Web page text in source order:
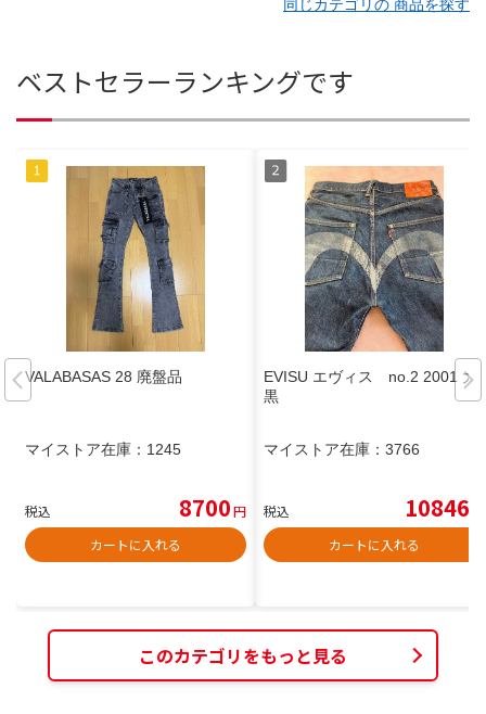
同じカテゴリの 商品を探す
ベストセラーランキングです
VALABASAS 28 廃盤品
マイストア在庫： 1245
税込 8700円
カートに入れる
EVISU エヴィス no.2 2001 大
黒
マイストア在庫： 3766
税込 10846
カートに入れる
このカテゴリをもっと見る